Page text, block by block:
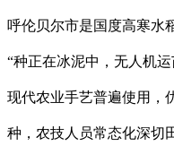
呼伦贝尔市是国度高寒水
“种正在冰泥中，无人机
现代农业手艺普遍使用，
种，农技人员常态化深切